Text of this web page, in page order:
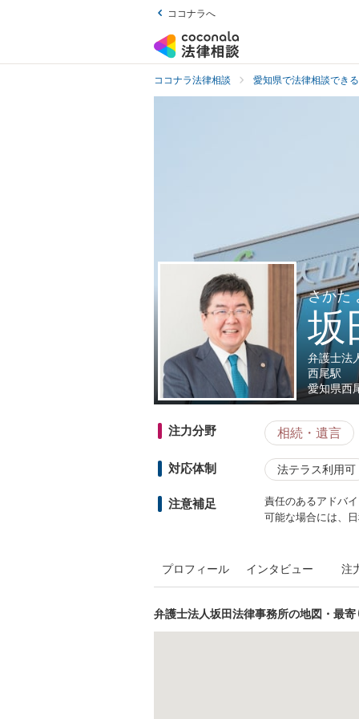
ココナラへ
ココナラ法律相談 愛知県で法律相談でき
さかた
坂
弁護士法
西尾駅
愛知県西
注力分野 相続・遺言
対応体制 法テラス利用可
注意補足
責任のあるアドバ
可能な場合には、
プロフィール インタビュー 注
弁護士法人坂田法律事務所の地図・最